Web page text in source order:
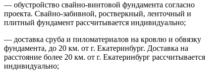
— обустройство свайно-винтовой фундамента согласно
проекта. Свайно-забивной, ростверкный, ленточный и
плитный фундамент рассчитывается индивидуально;
— доставка сруба и пиломатериалов на кровлю и обвязку
фундамента, до 20 км. от г. Екатеринбург. Доставка на
расстояние более 20 км. от г. Екатеринбург рассчитывается
индивидуально;